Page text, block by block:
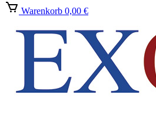
Warenkorb 0,00 €